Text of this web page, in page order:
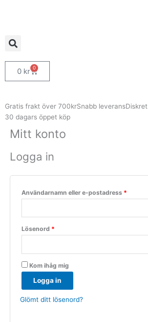
0 kr 0
Varukorg
Gratis frakt över 700krSnabb leverans
30 dagars öppet köp
Mitt konto
Logga in
Användarnamn eller e-postadress *
Lösenord *
Kom ihåg mig
Logga in
Glömt ditt lösenord?